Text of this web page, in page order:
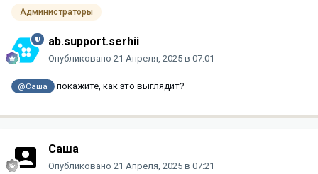
Администраторы
ab.support.serhii
Опубликовано 21 Апреля, 2025 в 07:01
@Саша покажите, как это выглядит?
Саша
Опубликовано 21 Апреля, 2025 в 07:21